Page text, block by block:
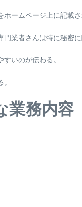
ームページ上に記載さ
業者さんは特に秘密
いのが伝わる。
業務内容